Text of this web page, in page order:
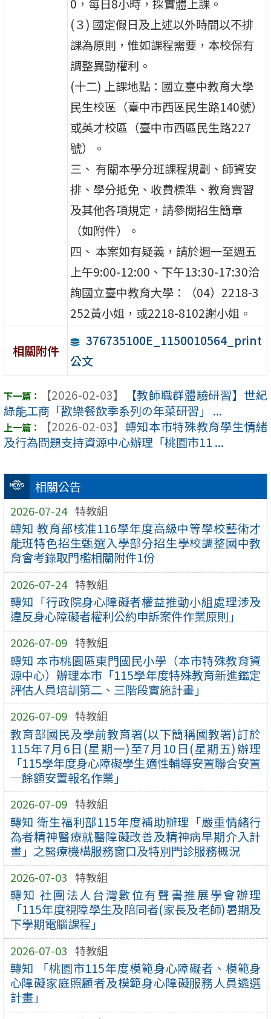
相關公告
2026-07-24 特教組
轉知 教育部核准116學年度高級中等學校藝術才
能班特色招生甄選入學部分招生學校調整國中教
育會考錄取門檻相關附件1份
2026-07-24 特教組
轉知「行政院身心障礙者權益推動小組處理涉及
違反身心障礙者權利公約申訴案件作業原則」
2026-07-09 特教組
轉知 本市桃園區東門國民小學（本市特殊教育資
源中心）辦理本市「115學年度特殊教育新進鑑定
評估人員培訓第二、三階段實施計畫」
2026-07-09 特教組
教育部國民及學前教育署(以下簡稱國教署)訂於
115年7月6日(星期一)至7月10日(星期五)辦理
「115學年度身心障礙學生適性輔導安置聯合安置
─餘額安置報名作業」
2026-07-09 特教組
轉知 衛生福利部115年度補助辦理「嚴重情緒行
為者精神醫療就醫障礙改善及精神病早期介入計
畫」之醫療機構服務窗口及特別門診服務概況
2026-07-03 特教組
轉知 社團法人台灣數位有聲書推展學會辦理
「115年度視障學生及陪同者(家長及老師)暑期及
下學期電腦課程」
2026-07-03 特教組
轉知 「桃園市115年度模範身心障礙者、模範身
心障礙家庭照顧者及模範身心障礙服務人員遴選
計畫」
0，每日8小時，採實體上課。
(３) 國定假日及上述以外時間以不排
課為原則，惟如課程需要，本校保有
調整異動權利。
(十二) 上課地點：國立臺中教育大學
民生校區（臺中市西區民生路140號）
或英才校區（臺中市西區民生路227
號）。
三、 有關本學分班課程規劃、師資安
排、學分抵免、收費標準、教育實習
及其他各項規定，請參閱招生簡章
（如附件）。
四、 本案如有疑義，請於週一至週五
上午9:00-12:00、下午13:30-17:30洽
詢國立臺中教育大學：（04）2218-3
252黃小姐，或2218-8102謝小姐。
相關附件
376735100E_1150010564_print
公文
【2026-02-03】
【教師職群體驗研習】世紀
綠能工商「歡樂餐飲季系列の年菜研習」 ...
【2026-02-03】 轉知本市特殊教育學生情緒
及行為問題支持資源中心辦理「桃園市11 ...